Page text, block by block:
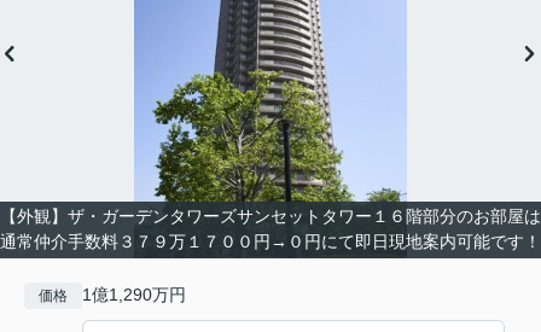
【外観】ザ・ガーデンタワーズサンセットタワー１６階部分のお部屋は
通常仲介手数料３７９万１７００円→０円にて即日現地案内可能です！
価格 1億1,290万円